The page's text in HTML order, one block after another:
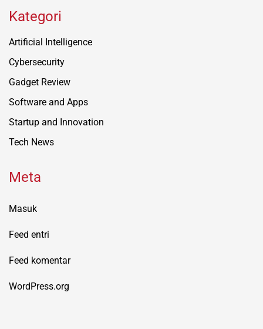
Kategori
Artificial Intelligence
Cybersecurity
Gadget Review
Software and Apps
Startup and Innovation
Tech News
Meta
Masuk
Feed entri
Feed komentar
WordPress.org